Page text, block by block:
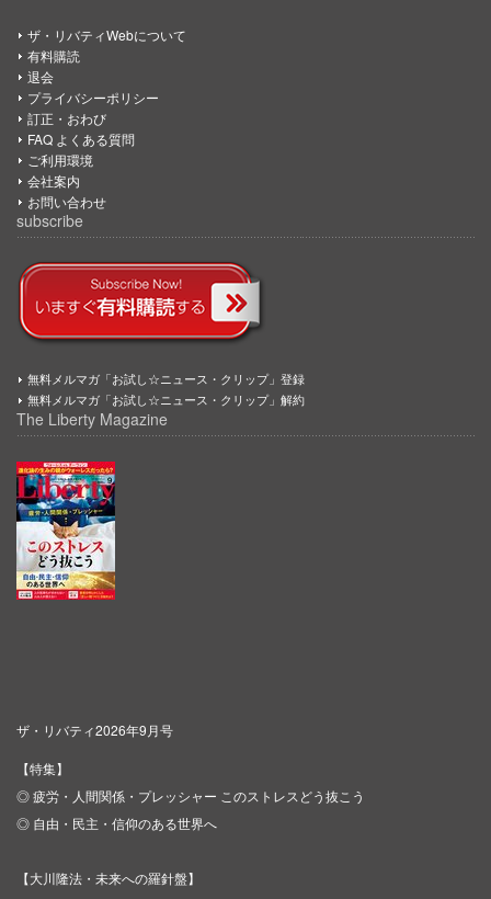
ザ・リバティWebについて
有料購読
退会
プライバシーポリシー
訂正・おわび
FAQ よくある質問
ご利用環境
会社案内
お問い合わせ
subscribe
無料メルマガ「お試し☆ニュース・クリップ」登録
無料メルマガ「お試し☆ニュース・クリップ」解約
The Liberty Magazine
ザ・リバティ2026年9月号
【特集】
◎ 疲労・人間関係・プレッシャー このストレスどう抜こう
◎ 自由・民主・信仰のある世界へ
【大川隆法・未来への羅針盤】